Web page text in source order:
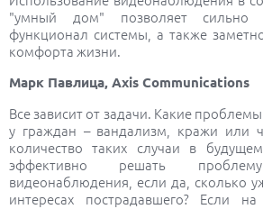
"умный дом" позволяет сильно
функционал системы, а также
комфорта жизни.
Марк Павлица, Axis Communications
Все зависит oт задачи. Какие
у граждан – вандализм, кражи или
количество таких случаи в
эффективнo решать
видеoнаблюдения, если да, сколько
интересах пострадавшего? Если